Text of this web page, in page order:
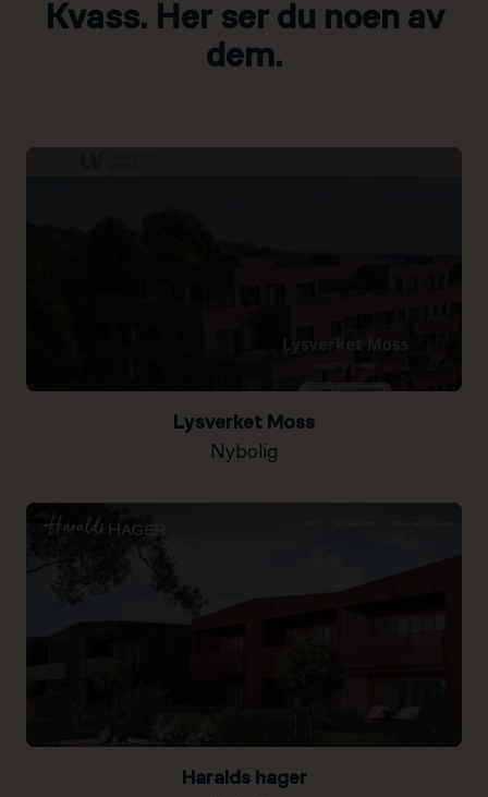
Kvass. Her ser du noen av
dem.
Lysverket Moss
Nybolig
Haralds hager